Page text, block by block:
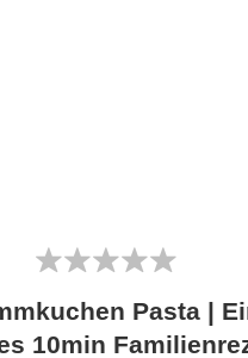
Pasta |
10min